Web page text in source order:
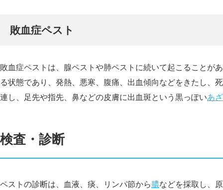
敗血症ペスト
敗血症ペストは、腺ペストや肺ペストに続いて起こることが
る状態であり、発熱、悪寒、腹痛、出血傾向などをきたし、
連し、足先や指先、鼻などの皮膚に出血斑という黒っぽいあざ
検査・診断
ペストの診断は、血液、痰、リンパ節から膿などを採取し、